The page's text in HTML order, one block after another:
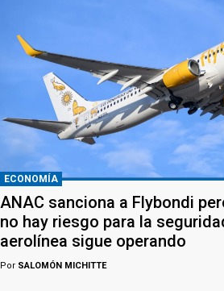
ECONOMÍA
ANAC sanciona a Flybondi
no hay riesgo para la
aerolínea sigue operando
Por SALOMÓN MICHITTE